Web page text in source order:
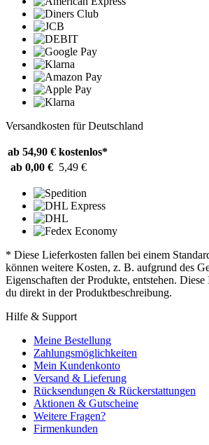
Versandkosten für Deutschland
ab 54,90 € kostenlos*
ab 0,00 € 5,49 €
* Diese Lieferkosten fallen bei einem
können weitere Kosten, z. B. aufgrund des
Eigenschaften der Produkte, entstehen.
du direkt in der Produktbeschreibung.
Hilfe & Support
Meine Bestellung
Zahlungsmöglichkeiten
Mein Kundenkonto
Versand & Lieferung
Rücksendungen & Rückerstattungen
Aktionen & Gutscheine
Weitere Fragen?
Firmenkunden